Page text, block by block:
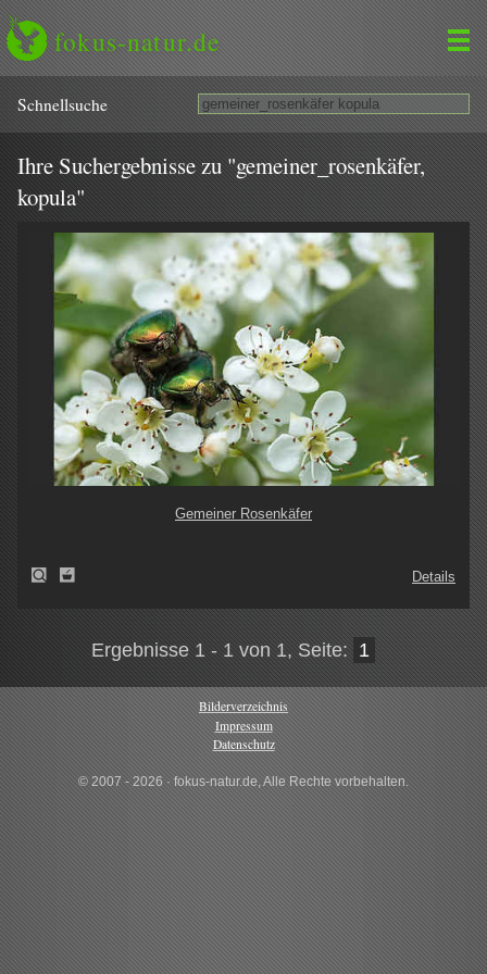
fokus-natur.de
Schnell­suche
Ihre Suchergebnisse zu "gemeiner_rosenkäfer,
kopula"
Gemeiner Rosenkäfer
Details
Ergebnisse 1 - 1 von 1, Seite: 1
Bilderverzeichnis
Impressum
Datenschutz
© 2007 - 2026 · fokus-natur.de, Alle Rechte vorbehalten.